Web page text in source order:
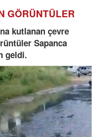
GÖRÜNTÜLER
kutlanan çevre
Sapanca
geldi.